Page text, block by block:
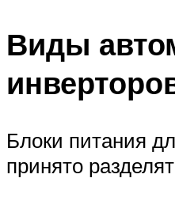
Виды
Блоки питания
принято